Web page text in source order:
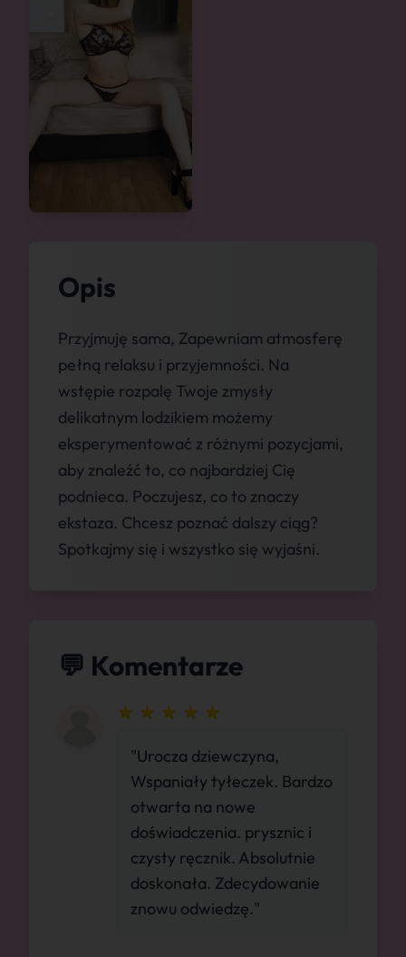
Opis
Przyjmuję sama, Zapewniam atmosferę
pełną relaksu i przyjemności. Na
wstępie rozpalę Twoje zmysły
delikatnym lodzikiem możemy
eksperymentować z różnymi pozycjami,
aby znaleźć to, co najbardziej Cię
podnieca. Poczujesz, co to znaczy
ekstaza. Chcesz poznać dalszy ciąg?
Spotkajmy się i wszystko się wyjaśni.
💬 Komentarze
"Urocza dziewczyna,
Wspaniały tyłeczek. Bardzo
otwarta na nowe
doświadczenia. prysznic i
czysty ręcznik. Absolutnie
doskonała. Zdecydowanie
znowu odwiedzę."